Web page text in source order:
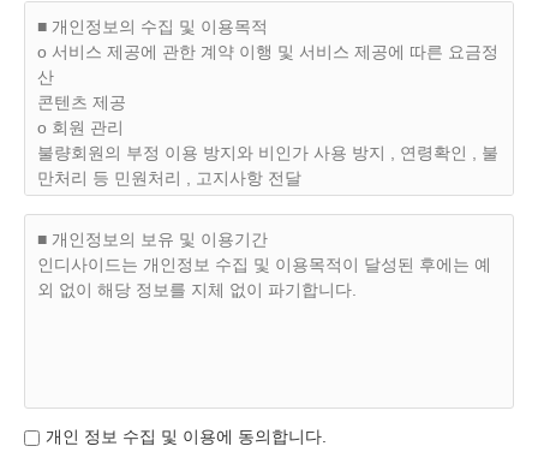
제3조 (가입과 탈퇴 및 자격상실)
(1) 이용자가 되고자 하는 분은 '인디사이드'가 정한 가입양식
에 의거 개인정보를 입력후 신청 할 수 있으며 '인디사이드'는
아래 호에 의거하여 이용자 등록을 거부 및 취소할 수 있습니
다.
가. 등록 내용에 허위, 기재누락, 오기가 있을 경우.
나. 회원으로 등록하는 것이 '인디사이드'에 현저히 지장이 있
다고 판단되는 경우.
드'에 탈퇴 요청을 할 수 있습니다. 탈퇴요청을 받은 '인디사이
드'는 즉시 해당이용자의 탈퇴 절차를 밟습니다.
(3) '인디사이드'에서 탈퇴한 자는 로그인이용자 자격을 상실하
나. 자진 탈퇴후 재가입시에는 이전의 가입정보를 그대로 적용
하여 가입한다 해도 이전의 서비스를 그대로 적용받을 수 없으
■ 개인정보의 수집 및 이용목적
ο 서비스 제공에 관한 계약 이행 및 서비스 제공에 따른 요금정
산
콘텐츠 제공
ο 회원 관리
불량회원의 부정 이용 방지와 비인가 사용 방지 , 연령확인 , 불
만처리 등 민원처리 , 고지사항 전달
접속 빈도 파악 또는 회원의 서비스 이용에 대한 통계
■ 개인정보의 보유 및 이용기간
인디사이드는 개인정보 수집 및 이용목적이 달성된 후에는 예
외 없이 해당 정보를 지체 없이 파기합니다.
개인 정보 수집 및 이용에 동의합니다.